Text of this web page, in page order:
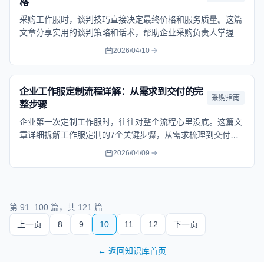
采购工作服时，谈判技巧直接决定最终价格和服务质量。这篇
文章分享实用的谈判策略和话术，帮助企业采购负责人掌握谈
判主动权，在保证质量的前提下拿到更优的价格条款。
2026/04/10
企业工作服定制流程详解：从需求到交付的完
整步骤
采购指南
企业第一次定制工作服时，往往对整个流程心里没底。这篇文
章详细拆解工作服定制的7个关键步骤，从需求梳理到交付验
收，帮你理清每个环节该做什么、注意什么，确保定制过程顺
2026/04/09
第 91–100 篇，共 121 篇
上一页
8 9 10 11 12 下一页
← 返回知识库首页